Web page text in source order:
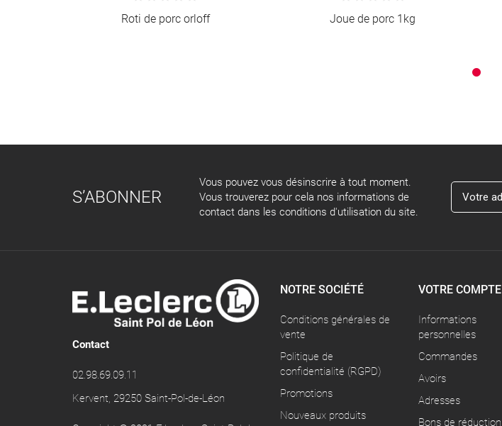
Roti de porc orloff Joue de porc 1kg
S’ABONNER
Vous pouvez vous désinscrire à tout moment.
Vous trouverez pour cela nos informations de
contact dans les conditions d'utilisation du site.
Contact
02.98.69.09.11
Kervent, 29250 Saint-Pol-de-Léon
NOTRE SOCIÉTÉ
Conditions générales de
vente
Politique de
confidentialité (RGPD)
Promotions
Nouveaux produits
VOTRE COMPTE
Informations
personnelles
Commandes
Avoirs
Adresses
Bons de réduction